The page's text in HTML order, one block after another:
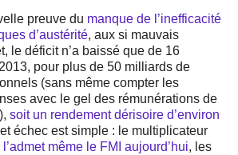
preuve du manque de l’inefficacité
d’austérité, aux si mauvais
le déficit n’a baissé que de 16
pour plus de 50 milliards de
(sans même compter les
avec le gel des rémunérations de
soit un rendement dérisoire d’environ
échec est simple : le multiplicateur
même le FMI aujourd’hui, les